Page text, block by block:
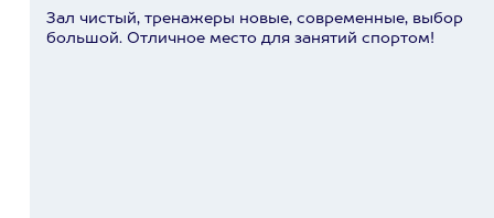
Зал чистый, тренажеры новые, современные, выбор
большой. Отличное место для занятий спортом!